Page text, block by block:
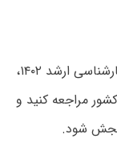
جهت اعتراض به پاسخنامه کلیدی سوالات کارشناسی ارشد ۱۴۰۲،
مراجعه کنید و
شود.